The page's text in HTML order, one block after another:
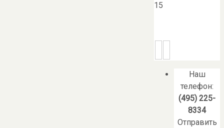
15
Наш
телефон:
(495) 225-
8334
Отправить